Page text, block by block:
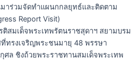
าร่วมจัดทำแผนกกลยุทธ์และติดตาม
Report Visit)
ติสมเด็จพระเทพรัตนราชสุดาฯ สยามบรม
ทรงเจริญพระชนมายุ 48 พรรษา
ศล ชิงถ้วยพระราชทานสมเด็จพระเทพ